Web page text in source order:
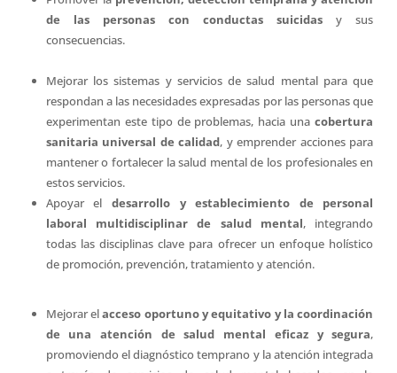
de las personas con conductas suicidasy sus
consecuencias.
Mejorar los sistemas y servicios de salud mental para que
respondan a las necesidades expresadas por las personas que
experimentan este tipo de problemas, hacia unacobertura
sanitaria universal de calidad, y emprender acciones para
mantener o fortalecer la salud mental de los profesionales en
estos servicios.
Apoyar el desarrollo y establecimiento de personal
laboral multidisciplinar de salud mental, integrando
todas las disciplinas clave para ofrecer un enfoque holístico
de promoción, prevención, tratamiento y atención.
Mejorar elacceso oportuno y equitativo y la coordinación
de una atención de salud mental eficaz y segura,
promoviendo el diagnóstico temprano y la atención integrada